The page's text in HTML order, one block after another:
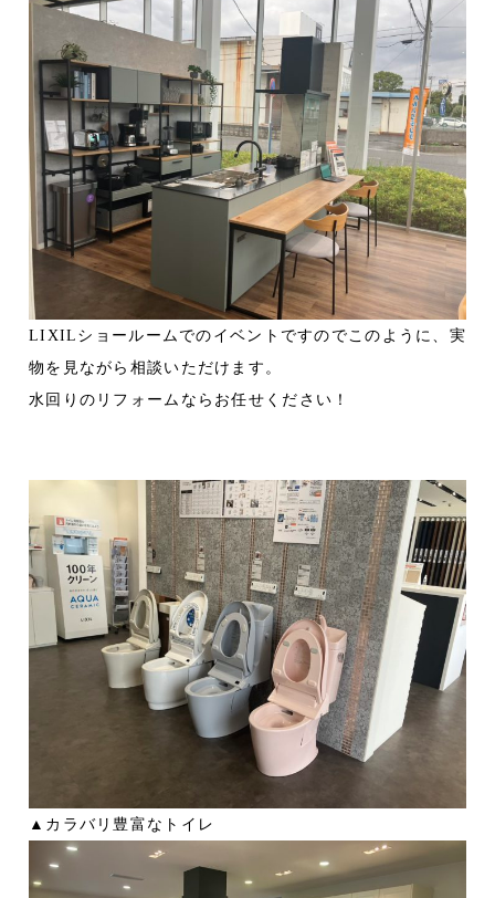
LIXILショールームでのイベントですのでこのように、実
物を見ながら相談いただけます。
水回りのリフォームならお任せください！
▲カラバリ豊富なトイレ